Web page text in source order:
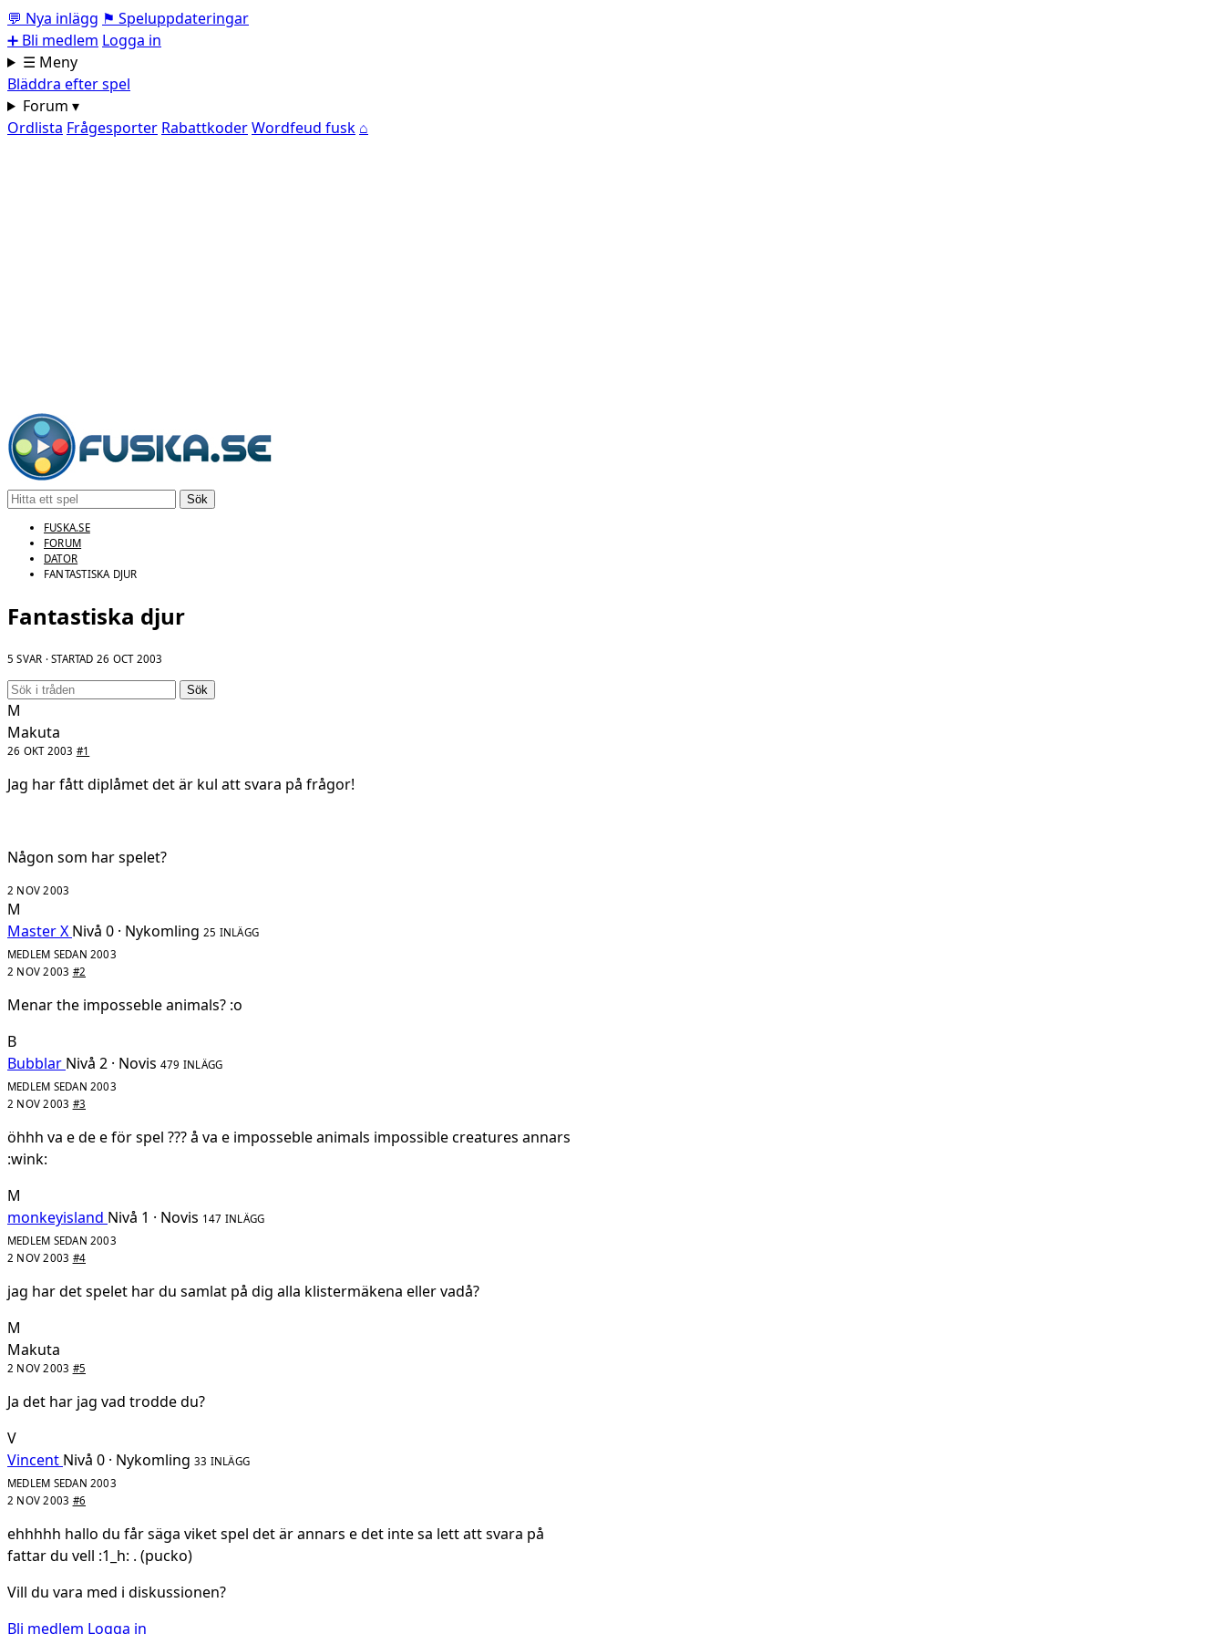
💬 Nya inlägg ⚑ Speluppdateringar
➕ Bli medlem Logga in
☰ Meny
Bläddra efter spel
Forum ▾
Ordlista Frågesporter RabattkoderWordfeud fusk ⌂
Sök
FUSKA.SE
FORUM
DATOR
FANTASTISKA DJUR
Fantastiska djur
5 SVAR · STARTAD 26 OCT 2003
Sök
M
Makuta
26 OKT 2003 #1
Jag har fått diplåmet det är kul att svara på frågor!
Någon som har spelet?
2 NOV 2003
M
Master X Nivå 0 · Nykomling 25 INLÄGG
MEDLEM SEDAN 2003
2 NOV 2003 #2
Menar the imposseble animals? :o
B
Bubblar Nivå 2 · Novis 479 INLÄGG
MEDLEM SEDAN 2003
2 NOV 2003 #3
öhhh va e de e för spel ??? å va e imposseble animals impossible creatures annars
:wink:
M
monkeyisland Nivå 1 · Novis 147 INLÄGG
MEDLEM SEDAN 2003
2 NOV 2003 #4
jag har det spelet har du samlat på dig alla klistermäkena eller vadå?
M
Makuta
2 NOV 2003 #5
Ja det har jag vad trodde du?
V
Vincent Nivå 0 · Nykomling 33 INLÄGG
MEDLEM SEDAN 2003
2 NOV 2003 #6
ehhhhh hallo du får säga viket spel det är annars e det inte sa lett att svara på
fattar du vell :1_h: . (pucko)
Vill du vara med i diskussionen?
Bli medlem Logga in